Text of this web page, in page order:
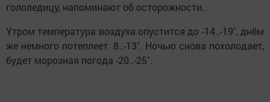
гололедицу, напоминают об осторожности.
Утром температура воздуха опустится до -14..-19˚, днём
же немного потеплеет 8..-13˚. Ночью снова похолодает,
будет морозная погода -20..-25˚.